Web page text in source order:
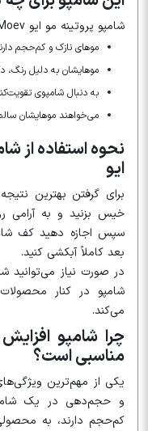
شامپو پروتینه مو ایو Moev برای افرادی مناسب است که:
موهای نازک و کم‌حجم
موهایشان به دلیل
به دنبال شامپوی
می‌خواهند موهایشان
نحوه استفاده از
ایو
برای گرفتن بهترین
خیس بزنید و به
سپس اجازه دهید کف
بعد کاملاً آبکشی کنید.
در صورت نیاز می‌توانید
شامپو در کنار
می‌کند.
چرا شامپو
مناسبی است؟
یکی از مهم‌ترین
و حجم‌دهی در یک
کم‌حجم دارند، به